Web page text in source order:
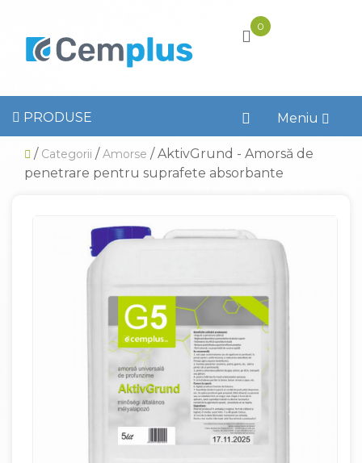
0
PRODUSE Meniu
/ Categorii /Amorse / AktivGrund - Amorsă de
penetrare pentru suprafete absorbante